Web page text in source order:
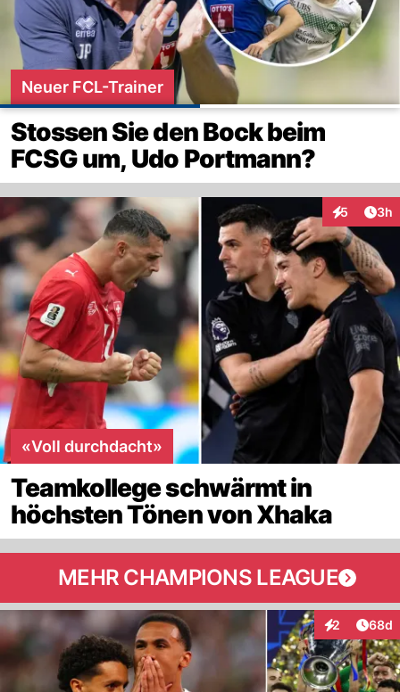
Neuer FCL-Trainer
Stossen Sie den Bock beim
FCSG um, Udo Portmann?
5 3h
«Voll durchdacht»
Teamkollege schwärmt in
höchsten Tönen von Xhaka
MEHR CHAMPIONS LEAGUE
2
Interaktionen
68d